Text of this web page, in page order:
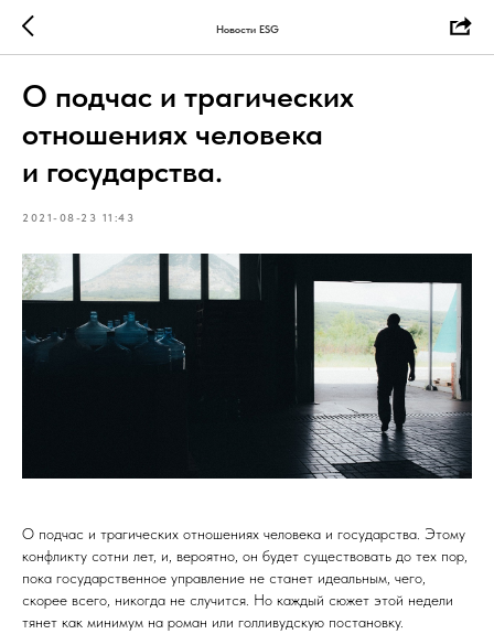
Новости ESG
О подчас и трагических
отношениях человека
и государства.
2021-08-23 11:43
О подчас и трагических отношениях человека и государства. Этому
конфликту сотни лет, и, вероятно, он будет существовать до тех пор,
пока государственное управление не станет идеальным, чего,
скорее всего, никогда не случится. Но каждый сюжет этой недели
тянет как минимум на роман или голливудскую постановку.